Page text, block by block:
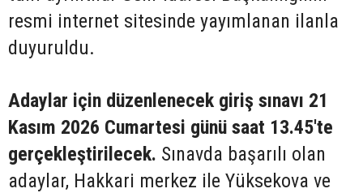
resmi internet sitesinde yayımlanan ilanla
duyuruldu.
Adaylar için düzenlenecek giriş sınavı 21
Kasım 2026 Cumartesi günü saat 13.45'te
gerçekleştirilecek. Sınavda başarılı olan
adaylar, Hakkari merkez ile Yüksekova ve